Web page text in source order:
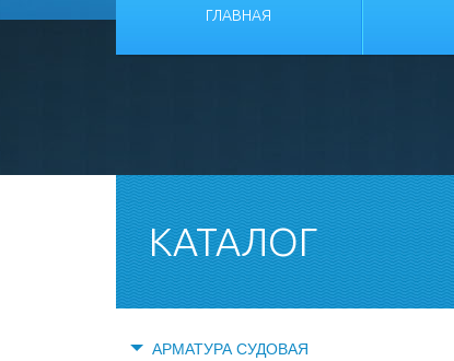
ГЛАВНАЯ
КАТАЛОГ
АРМАТУРА СУДОВАЯ